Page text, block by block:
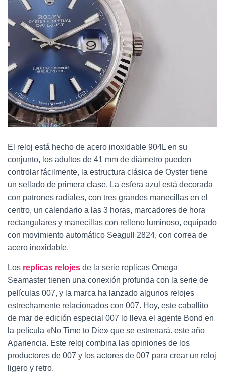
El reloj está hecho de acero inoxidable 904L en su
conjunto, los adultos de 41 mm de diámetro pueden
controlar fácilmente, la estructura clásica de Oyster tiene
un sellado de primera clase. La esfera azul está decorada
con patrones radiales, con tres grandes manecillas en el
centro, un calendario a las 3 horas, marcadores de hora
rectangulares y manecillas con relleno luminoso, equipado
con movimiento automático Seagull 2824, con correa de
acero inoxidable.
Los replicas relojes de la serie replicas Omega
Seamaster tienen una conexión profunda con la serie de
películas 007, y la marca ha lanzado algunos relojes
estrechamente relacionados con 007. Hoy, este caballito
de mar de edición especial 007 lo lleva el agente Bond en
la película «No Time to Die» que se estrenará. este año
Apariencia. Este reloj combina las opiniones de los
productores de 007 y los actores de 007 para crear un reloj
ligero y retro.